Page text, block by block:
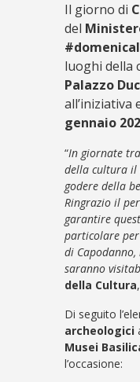
Il giorno di
del
luoghi della
Palazzo
all’iniziativa
gennaio
“In giornate
della cultura
godere della
Ringrazio il
garantire
particolare
di
saranno
della Cultura,
Di seguito
archeologici
Musei
l’occasione: